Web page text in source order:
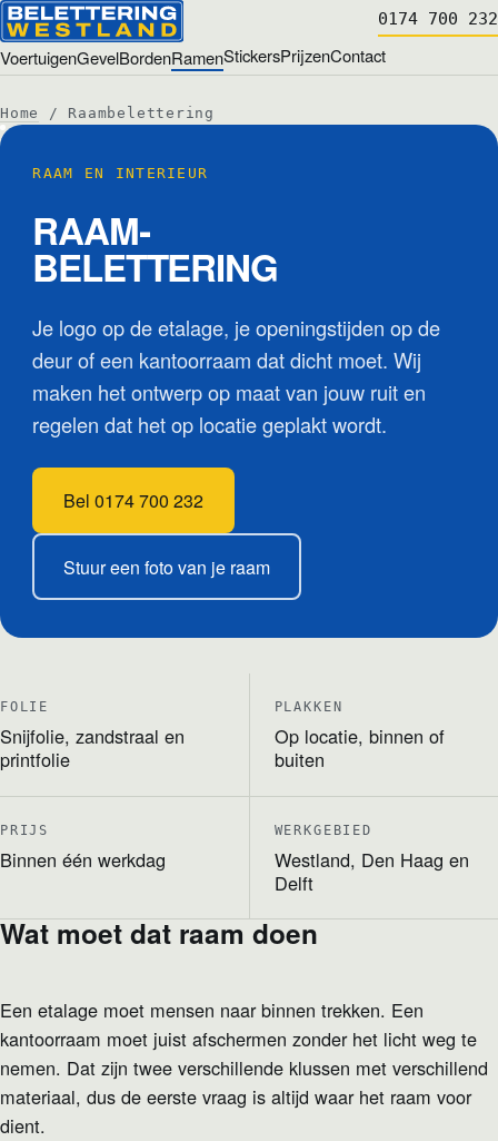
VoertuigenGevelBordenRamenStickersPrijzenContact
0174 700 232
Home / Raambelettering
RAAM EN INTERIEUR
RAAM­
BELETTERING
Je logo op de etalage, je openingstijden op de
deur of een kantoorraam dat dicht moet. Wij
maken het ontwerp op maat van jouw ruit en
regelen dat het op locatie geplakt wordt.
Bel 0174 700 232
Stuur een foto van je raam
FOLIE
Snijfolie, zandstraal en
printfolie
PLAKKEN
Op locatie, binnen of
buiten
PRIJS
Binnen één werkdag
WERKGEBIED
Westland, Den Haag en
Delft
Wat moet dat raam doen
Een etalage moet mensen naar binnen trekken. Een
kantoorraam moet juist afschermen zonder het licht weg te
nemen. Dat zijn twee verschillende klussen met verschillend
materiaal, dus de eerste vraag is altijd waar het raam voor
dient.